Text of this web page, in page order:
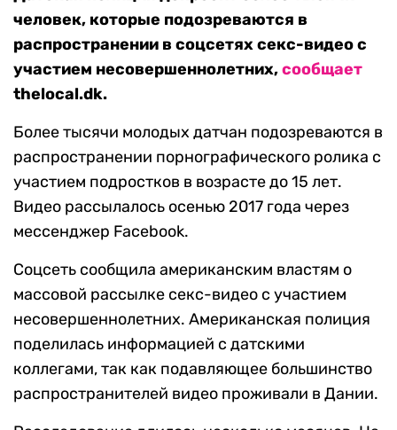
человек, которые подозреваются в
распространении в соцсетях секс-видео с
участием несовершеннолетних,сообщает
thelocal.dk.
Более тысячи молодых датчан подозреваются в
распространении порнографического ролика с
участием подростков в возрасте до 15 лет.
Видео рассылалось осенью 2017 года через
мессенджер Facebook.
Соцсеть сообщила американским властям о
массовой рассылке секс-видео с участием
несовершеннолетних. Американская полиция
поделилась информацией с датскими
коллегами, так как подавляющее большинство
распространителей видео проживали в Дании.